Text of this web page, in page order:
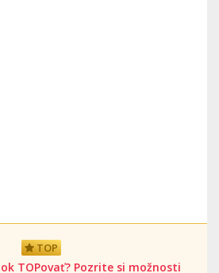
TOP
TOPovať? Pozrite si možnosti